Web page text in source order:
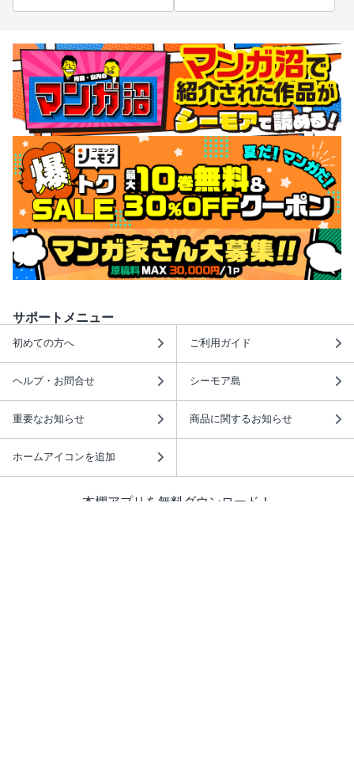
サポートメニュー
初めての方へ ご利用ガイド
ヘルプ・お問合せ シーモア島
重要なお知らせ 商品に関するお知らせ
ホームアイコンを追加
本棚アプリを無料ダウンロード！